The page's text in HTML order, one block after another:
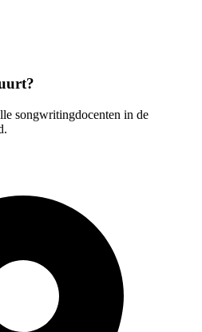
songwritingdocenten in de